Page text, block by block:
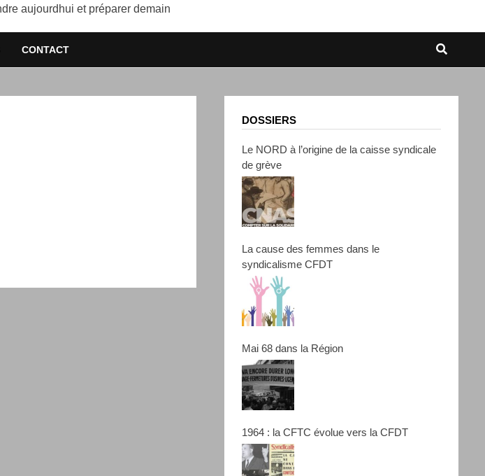
aujourdhui et préparer demain
CONTACT
DOSSIERS
Le NORD à l’origine de la caisse syndicale
de grève
La cause des femmes dans le
syndicalisme CFDT
Mai 68 dans la Région
1964 : la CFTC évolue vers la CFDT